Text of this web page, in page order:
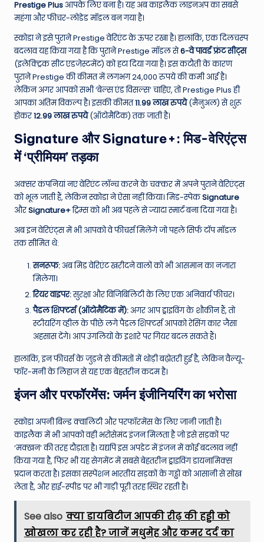
Prestige Plus आपके लिए बना है। यह अब काइलैक लाइनअप का सबसे
महंगा और फीचर-लोडेड मॉडल बन गया है।
स्कोडा ने इसे पुराने Prestige वेरिएंट के ऊपर रखा है। हालांकि, एक दिलचस्प
बदलाव यह किया गया है कि पुराने Prestige मॉडल से6-वे पावर्ड फ्रंट सीट्स
(इलेक्ट्रिक सीट एडजेस्टमेंट) को हटा दिया गया है। इस कटौती के कारण
पुराने Prestige की कीमत में लगभग 24,000 रुपये की कमी आई है।
लेकिन अगर आपको सभी ‘बेल्स एंड विसल्स’ चाहिए, तो Prestige Plus ही
आपका अंतिम विकल्प है। इसकी कीमत11.99 लाख रुपये(मैनुअल) से शुरू
होकर12.99 लाख रुपये(ऑटोमैटिक) तक जाती है।
Signature और Signature+: मिड-वेरिएंट्स
में ‘प्रीमियम’ तड़का
अक्सर कंपनियां नए वेरिएंट लॉन्च करने के चक्कर में अपने पुराने वेरिएंट्स
को भूल जाती हैं, लेकिन स्कोडा ने ऐसा नहीं किया। मिड-स्पेकSignature
औरSignature+ट्रिम्स को भी अब पहले से ज्यादा स्मार्ट बना दिया गया है।
अब इन वेरिएंट्स में भी आपको वे फीचर्स मिलेंगे जो पहले सिर्फ टॉप मॉडल
तक सीमित थे:
सनरूफ: अब मिड वेरिएंट खरीदने वालों को भी आसमान का नजारा
मिलेगा।
रियर वाइपर:सुरक्षा और विजिबिलिटी के लिए एक अनिवार्य फीचर।
पैडल शिफ्टर्स (ऑटोमैटिक में): अगर आप ड्राइविंग के शौकीन हैं, तो
स्टीयरिंग व्हील के पीछे लगे पैडल शिफ्टर्स आपको रेसिंग कार जैसा
अहसास देंगे। आप उंगलियों के इशारे पर गियर बदल सकते हैं।
हालांकि, इन फीचर्स के जुड़ने से कीमतों में थोड़ी बढ़ोतरी हुई है, लेकिन वैल्यू-
फॉर-मनी के लिहाज से यह एक बेहतरीन कदम है।
इंजन और परफॉरमेंस: जर्मन इंजीनियरिंग का भरोसा
स्कोडा अपनी बिल्ड क्वालिटी और परफॉरमेंस के लिए जानी जाती है।
काइलैक में भी आपको वही भरोसेमंद इंजन मिलता है जो इसे सड़कों पर
‘मक्खन’ की तरह दौड़ाता है। यद्यपि इस अपडेट में इंजन में कोई बदलाव नहीं
किया गया है, फिर भी यह सेगमेंट में सबसे बेहतरीन ड्राइविंग डायनामिक्स
प्रदान करता है। इसका सस्पेंशन भारतीय सड़कों के गड्ढों को आसानी से सोख
लेता है, और हाई-स्पीड पर भी गाड़ी पूरी तरह स्थिर रहती है।
See also क्या डायबिटीज आपकी रीढ़ की हड्डी को
खोखला कर रही है? जानें मधुमेह और कमर दर्द का